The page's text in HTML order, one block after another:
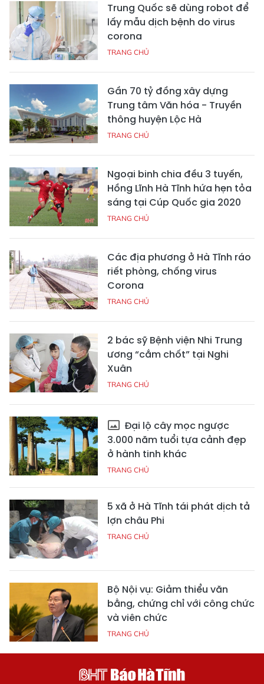
Trung Quốc sẽ dùng robot để
lấy mẫu dịch bệnh do virus
corona
TRANG CHỦ
Gần 70 tỷ đồng xây dựng
Trung tâm Văn hóa - Truyền
thông huyện Lộc Hà
TRANG CHỦ
Ngoại binh chia đều 3 tuyến,
Hồng Lĩnh Hà Tĩnh hứa hẹn tỏa
sáng tại Cúp Quốc gia 2020
TRANG CHỦ
Các địa phương ở Hà Tĩnh ráo
riết phòng, chống virus
Corona
TRANG CHỦ
2 bác sỹ Bệnh viện Nhi Trung
ương “cắm chốt” tại Nghi
Xuân
TRANG CHỦ
Đại lộ cây mọc ngược
3.000 năm tuổi tựa cảnh đẹp
ở hành tinh khác
TRANG CHỦ
5 xã ở Hà Tĩnh tái phát dịch tả
lợn châu Phi
TRANG CHỦ
Bộ Nội vụ: Giảm thiểu văn
bằng, chứng chỉ với công chức
và viên chức
TRANG CHỦ